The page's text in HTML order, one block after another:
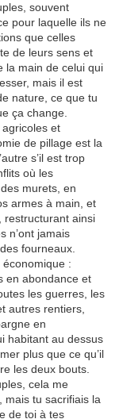
souvent
pour laquelle ils ne
que celles
de leurs sens et
la main de celui qui
mais il est
nature, ce que tu
ça change.
agricoles et
de pillage est la
s’il est trop
où les
murets, en
armes à main, et
restructurant ainsi
n’ont jamais
fourneaux.
:
en abondance et
les guerres, les
autres rentiers,
en
habitant au dessus
plus que ce qu’il
les deux bouts.
cela me
mais tu sacrifiais la
de toi à tes